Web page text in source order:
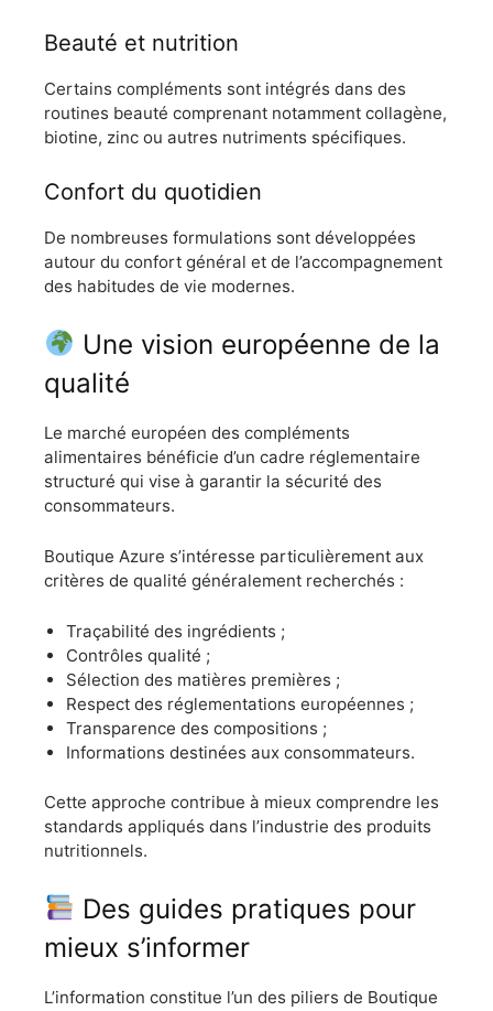
Beauté et nutrition
Certains compléments sont intégrés dans des
routines beauté comprenant notamment collagène,
biotine, zinc ou autres nutriments spécifiques.
Confort du quotidien
De nombreuses formulations sont développées
autour du confort général et de l’accompagnement
des habitudes de vie modernes.
Une vision européenne de la
qualité
Le marché européen des compléments
alimentaires bénéficie d’un cadre réglementaire
structuré qui vise à garantir la sécurité des
consommateurs.
Boutique Azure s’intéresse particulièrement aux
critères de qualité généralement recherchés :
Traçabilité des ingrédients ;
Contrôles qualité ;
Sélection des matières premières ;
Respect des réglementations européennes ;
Transparence des compositions ;
Informations destinées aux consommateurs.
Cette approche contribue à mieux comprendre les
standards appliqués dans l’industrie des produits
nutritionnels.
Des guides pratiques pour
mieux s’informer
L’information constitue l’un des piliers de Boutique